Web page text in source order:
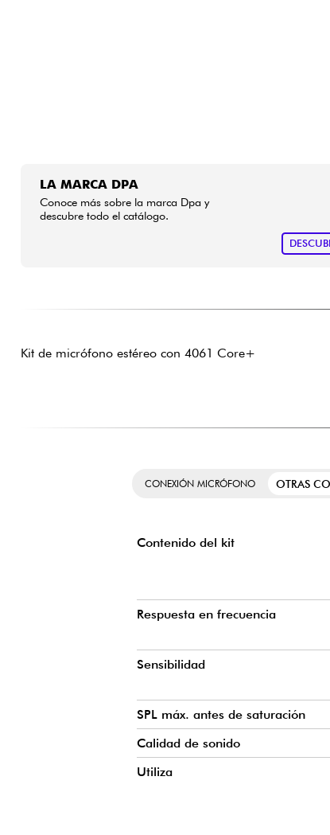
LA MARCA DPA
Conoce más sobre la marca Dpa y
descubre todo el catálogo.
Kit de micrófono estéreo con 4061 Core+
CONEXIÓN MICRÓFONO OTRAS
Contenido del kit
Respuesta en frecuencia
Sensibilidad
SPL máx. antes de saturación
Calidad de sonido
Utiliza